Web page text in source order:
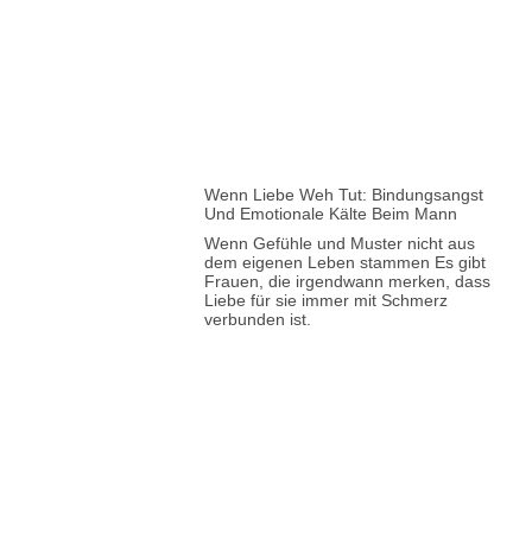
Wenn Liebe Weh Tut: Bindungsangst
Und Emotionale Kälte Beim Mann
Wenn Gefühle und Muster nicht aus
dem eigenen Leben stammen Es gibt
Frauen, die irgendwann merken, dass
Liebe für sie immer mit Schmerz
verbunden ist.